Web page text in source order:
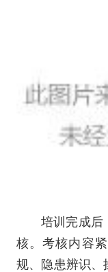
培训完成后
核。考核内容
规、隐患辨识、